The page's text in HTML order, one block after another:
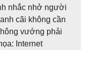
nhắc nhở người
cãi không cần
vướng phải
Internet